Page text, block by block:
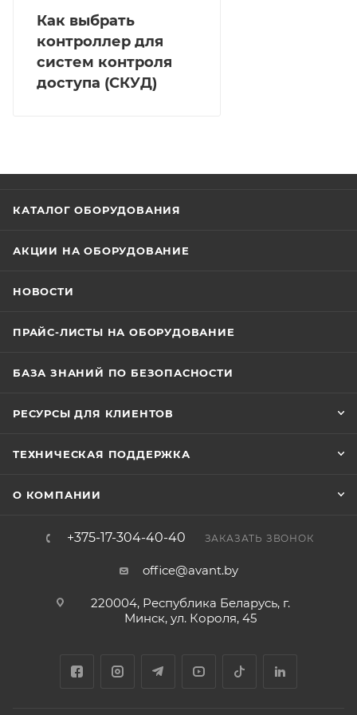
потребляемая мощность не превышает 42Вт.
Контроллер работает при температуре от -10 °C до
+55 °C и влажности 0–90% без конденсации.
Установка выполняется на монтажную рейку.
Как выбрать
контроллер для
систем контроля
доступа (СКУД)
КАТАЛОГ ОБОРУДОВАНИЯ
АКЦИИ НА ОБОРУДОВАНИЕ
НОВОСТИ
ПРАЙС-ЛИСТЫ НА ОБОРУДОВАНИЕ
БАЗА ЗНАНИЙ ПО БЕЗОПАСНОСТИ
РЕСУРСЫ ДЛЯ КЛИЕНТОВ
ТЕХНИЧЕСКАЯ ПОДДЕРЖКА
О КОМПАНИИ
+375-17-304-40-40 ЗАКАЗАТЬ ЗВОНОК
office@avant.by
220004, Республика Беларусь, г.
Минск, ул. Короля, 45